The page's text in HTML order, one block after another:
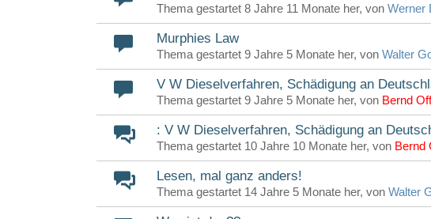
Thema gestartet 8 Jahre 11 Monate her, von Werner
Murphies Law
Thema gestartet 9 Jahre 5 Monate her, von Walter
V W Dieselverfahren, Schädigung an
Thema gestartet 9 Jahre 5 Monate her, von Bernd
: V W Dieselverfahren, Schädigung an
Thema gestartet 10 Jahre 10 Monate her, von Bernd
Lesen, mal ganz anders!
Thema gestartet 14 Jahre 5 Monate her, von Walter